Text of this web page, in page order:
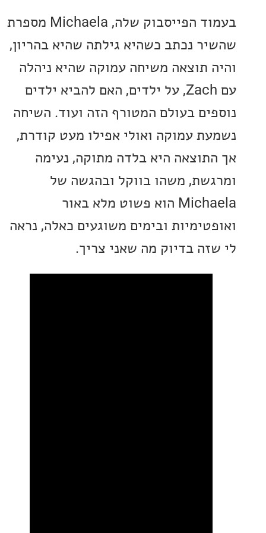
בעמוד הפייסבוק שלה, Michaela מספרת
נכתב כשהיא גילתה שהיא בהריון,
תוצאה משיחה עמוקה שהיא ניהלה
עם Zach, על ילדים, האם להביא ילדים
בעולם המטורף הזה ועוד. השיחה
עמוקה ואולי אפילו מעט קודרת,
היא בלדה מתוקה, נעימה
משהו בווקל ובהגשה של
Michaela הוא פשוט מלא באור
ובימים משוגעים כאלה, נראה
בדיוק מה שאני צריך.